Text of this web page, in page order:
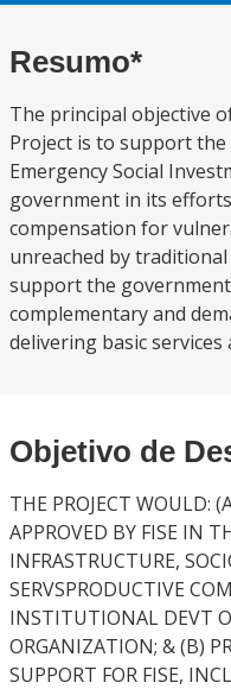
Resumo*
The principal objective
Project is to support
Emergency Social
government in its
compensation for
unreached by
support the
complementary and
delivering basic services
Objetivo de
THE PROJECT WOULD:
APPROVED BY FISE IN
INFRASTRUCTURE,
SERVSPRODUCTIVE
INSTITUTIONAL DEVT
ORGANIZATION; & (B)
SUPPORT FOR FISE,